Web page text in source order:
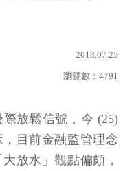
2018.07.25
瀏覽數： 4791
放鬆信號，今 (25)
目前金融監管理念
放水」觀點偏頗，